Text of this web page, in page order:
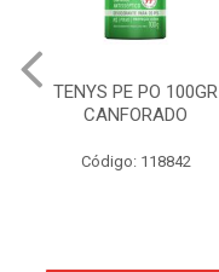
TENYS PE PO 100GR
CANFORADO
Código: 118842